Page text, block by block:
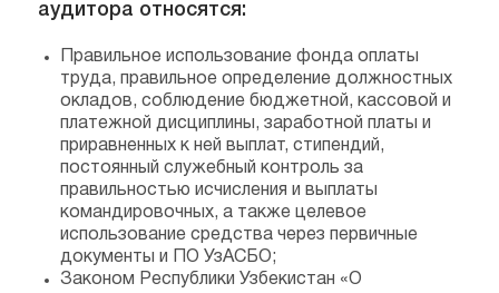
аудитора относятся:
Правильное использование фонда оплаты
труда, правильное определение должностных
окладов, соблюдение бюджетной, кассовой и
платежной дисциплины, заработной платы и
приравненных к ней выплат, стипендий,
постоянный служебный контроль за
правильностью исчисления и выплаты
командировочных, а также целевое
использование средства через первичные
документы и ПО УзАСБО;
Законом Республики Узбекистан «О